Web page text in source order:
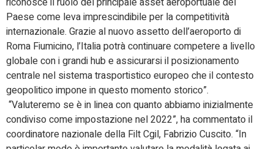
Paese come leva imprescindibile per la competitività
internazionale. Grazie al nuovo assetto dell’aeroporto di
Roma Fiumicino, l’Italia potrà continuare competere a livello
globale con i grandi hub e assicurarsi il posizionamento
centrale nel sistema trasportistico europeo che il contesto
geopolitico impone in questo momento storico”.
“Valuteremo se è in linea con quanto abbiamo inizialmente
condiviso come impostazione nel 2022”, ha commentato il
coordinatore nazionale della Filt Cgil, Fabrizio Cuscito. “In